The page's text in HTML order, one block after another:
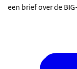
een brief over de